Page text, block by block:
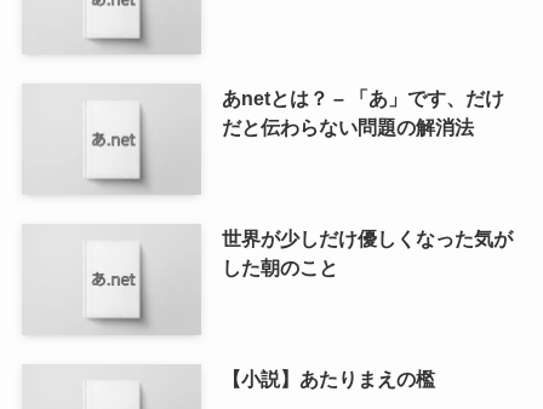
あnetとは？ – 「あ」です、だけ
だと伝わらない問題の解消法
世界が少しだけ優しくなった気が
した朝のこと
【小説】あたりまえの檻